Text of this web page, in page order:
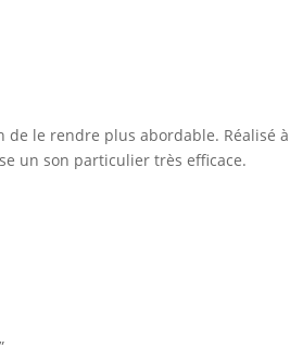
le rendre plus abordable. Réalisé
un son particulier très efficace.